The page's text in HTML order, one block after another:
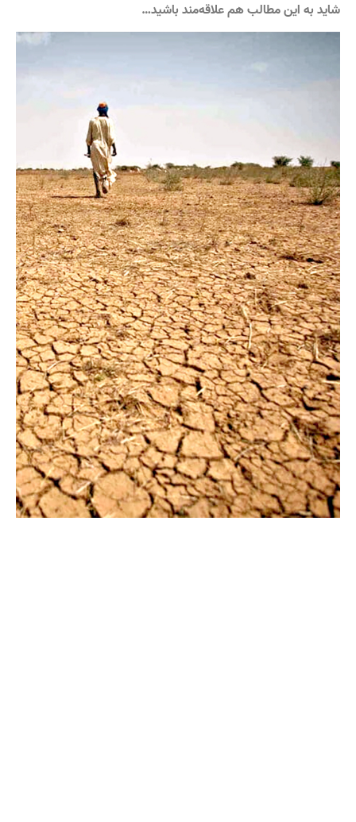
شاید به این مطالب هم علاقه‌مند باشید…